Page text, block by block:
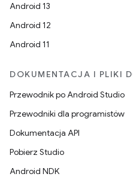
Android 13
Android 12
Android 11
DOKUMENTACJA I PLIKI
Przewodnik po Android Studio
Przewodniki dla programistów
Dokumentacja API
Pobierz Studio
Android NDK